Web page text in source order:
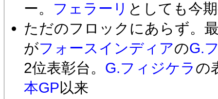
ー。 フェラーリ としても今
ただのフロックにあらず。
がフォースインディアのG.
2位表彰台。 G.フィジケラ の
本GP以来